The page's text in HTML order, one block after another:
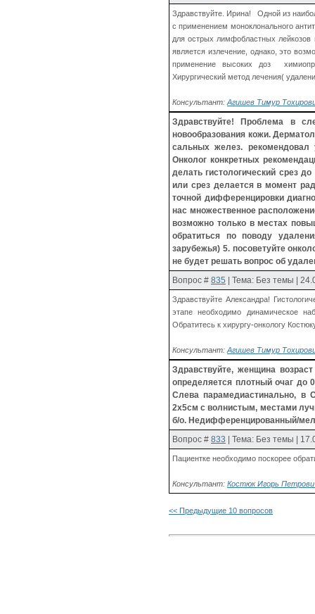
Здравствуйте. Ирина! Одной из
с применением моноклонального
для острых лимфобластных
является излечение, однако, это
применение высоких доз
Хирургический метод лечения(
Консультант: Агишев Тимур
Здравствуйте! Проблема в
новообразования кожи.
сальных желез.
Онколог конкретных
делать гистологический срез
или срез делается в момент
точной дифференцировки
нас множественное
возможно только в местах
обратиться по поводу
зарубежья) 5. посоветуйте
не будет решать вопрос об
Вопрос # 835 | Тема: Без темы |
Здравствуйте Александра!
этапе необходимо динамическое
Обратитесь к хирургу-онкологу
Консультант: Агишев Тимур
Здравствуйте, женщина
определяется плотный очаг до
Слева парамедиастинально, в
2х5см с волнистым, местами
б/о. Недифференцированный/
Вопрос # 833 | Тема: Без темы |
Пациентке необходимо поскорее
Консультант: Костюк Игорь
<< Предыдущие 10 вопросов